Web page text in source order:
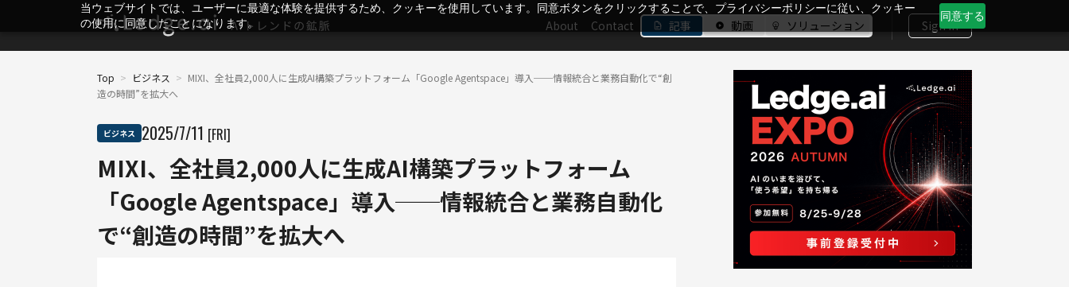
当ウェブサイトでは、ユーザーに最適な体験を提供するため、クッキーを使用しています。同意ボタンをクリックすることで、プライバシーポリシーに従い、クッキー
の使用に同意したことになります。
同意する
About Contact 記事 動画 ソリューション Sign In
Top > ビジネス > MIXI、全社員2,000人に生成AI構築プラットフォーム「Google Agentspace」導入──情報統合と業務自動化で“創
造の時間”を拡大へ
ビジネス 2025/7/11 [FRI]
MIXI、全社員2,000人に生成AI構築プラットフォーム
「Google Agentspace」導入──情報統合と業務自動化
で“創造の時間”を拡大へ